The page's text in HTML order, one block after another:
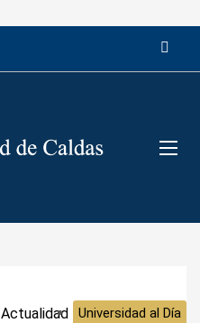
Actualidad Universidad al Día